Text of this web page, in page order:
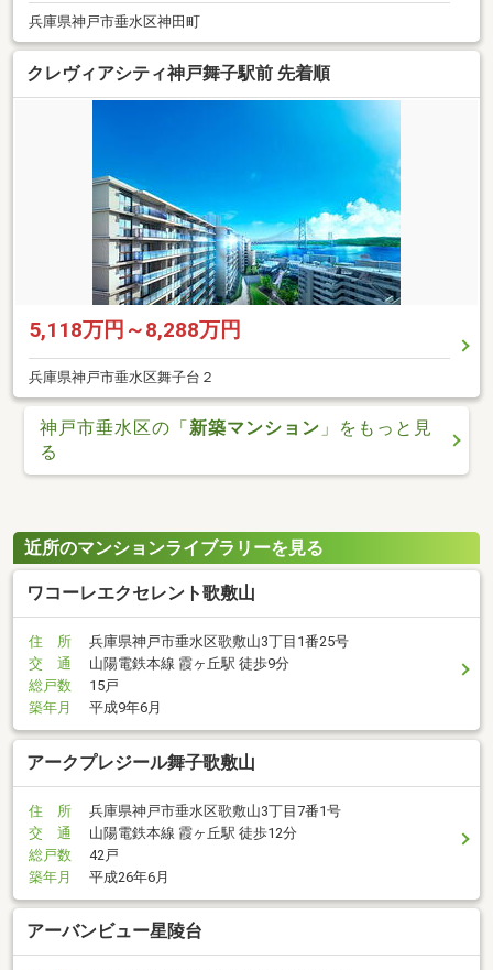
兵庫県神戸市垂水区神田町
クレヴィアシティ神戸舞子駅前 先着順
5,118万円～8,288万円
兵庫県神戸市垂水区舞子台２
神戸市垂水区の「 新築マンション 」をもっと見
る
近所のマンションライブラリーを見る
ワコーレエクセレント歌敷山
住 所
兵庫県神戸市垂水区歌敷山3丁目1番25号
交 通
山陽電鉄本線 霞ヶ丘駅 徒歩9分
総戸数
15戸
築年月
平成9年6月
アークプレジール舞子歌敷山
住 所
兵庫県神戸市垂水区歌敷山3丁目7番1号
交 通
山陽電鉄本線 霞ヶ丘駅 徒歩12分
総戸数
42戸
築年月
平成26年6月
アーバンビュー星陵台